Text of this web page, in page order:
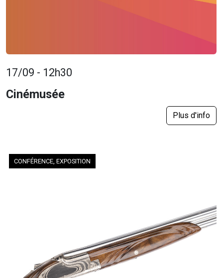
17/09 - 12h30
Cinémusée
Plus d'info
CONFÉRENCE, EXPOSITION